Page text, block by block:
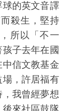
的英文音譯
殺生，堅持
所以「不一
子去年在國
信文教基金
，許居福有
我曾經夢想
來社區鼓隊